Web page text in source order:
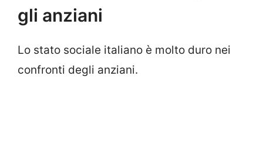
gli anziani
Lo stato sociale italiano è molto duro nei
confronti degli anziani.